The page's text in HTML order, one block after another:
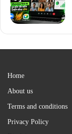
Home
About us
Terms and conditions
Privacy Policy